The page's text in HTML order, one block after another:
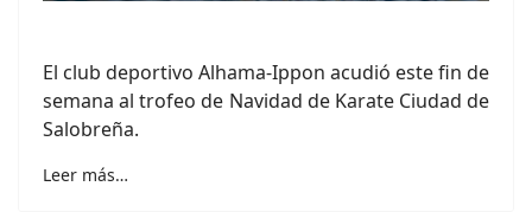
El club deportivo Alhama-Ippon acudió este fin de
semana al trofeo de Navidad de Karate Ciudad de
Salobreña.
Leer más…